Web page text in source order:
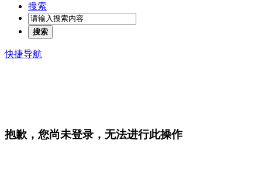
搜索
搜索
快捷导航
抱歉，您尚未登录，无法进行此操作